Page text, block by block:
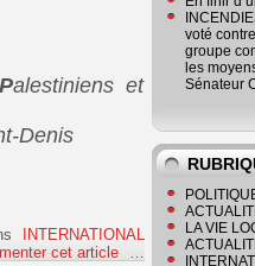
Palestiniens et
Denis
INTERNATIONAL
cet article
voté
groupe
les
Sénateur
LA VIE